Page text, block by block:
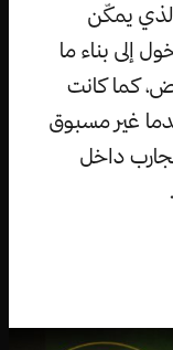
الذي يمكّن
إلى بناء ما
كما كانت
غير مسبوق
داخل